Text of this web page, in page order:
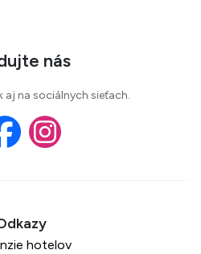
nás
aj na sociálnych sieťach.
hotelov